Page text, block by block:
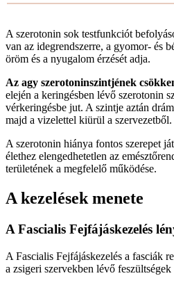
A szerotonin sok testfunkciót
van az idegrendszerre, a gyomor- és
öröm és a nyugalom érzését adja.
Az agy szerotoninszintjének
elején a keringésben lévő szerotonin
vérkeringésbe jut. A szintje aztán
majd a vizelettel kiürül a szervezetből.
A szerotonin hiánya fontos szerepet
élethez elengedhetetlen az
területének a megfelelő működése.
A kezelések menete
A Fascialis Fejfájáskezelés
A Fascialis Fejfájáskezelés a fasciák
a zsigeri szervekben lévő